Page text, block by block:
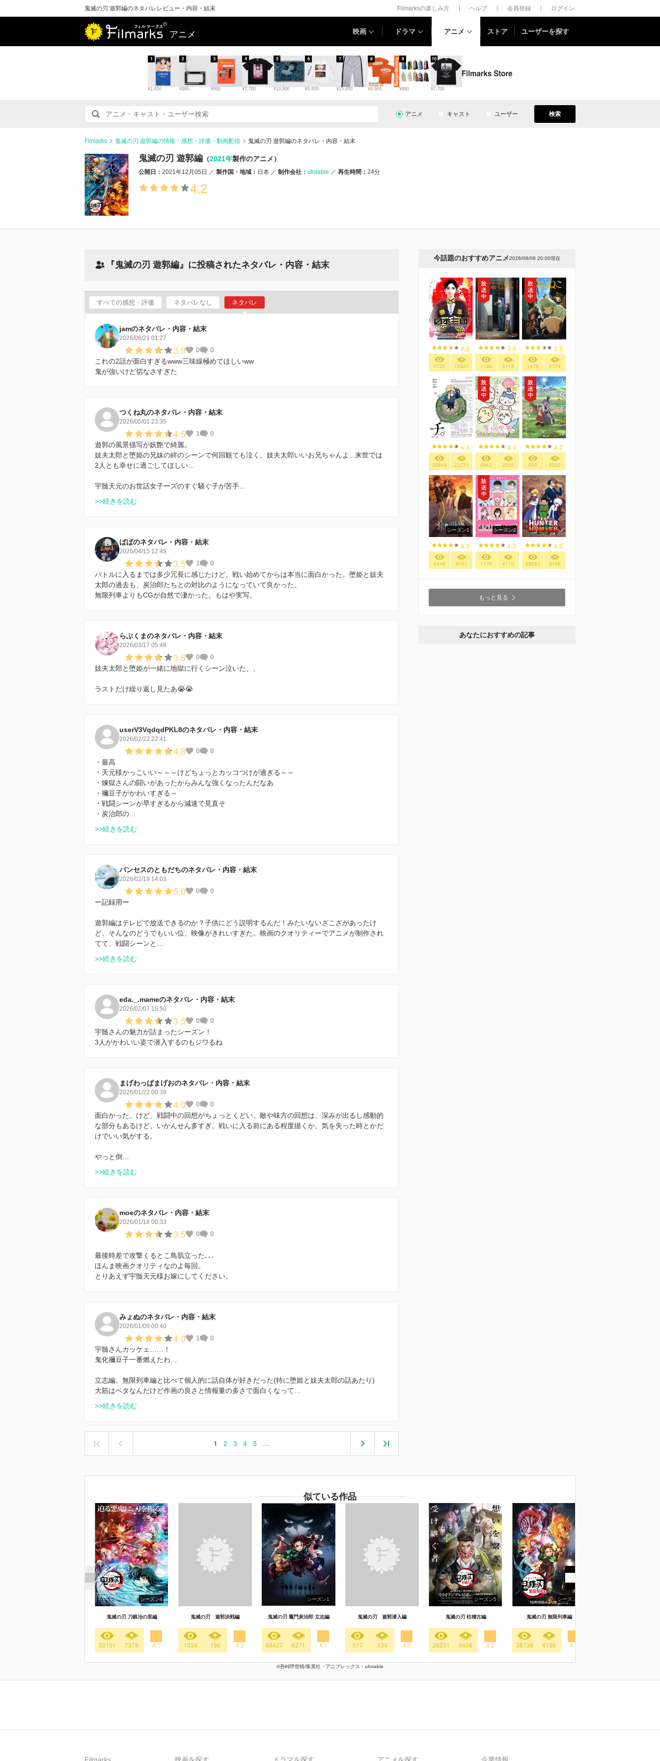
鬼滅の刃 遊郭編のネタバレレビュー・内容・結末 Filmarksの楽しみ方 ヘルプ 会員登録 ログイン
アニメ 映画 ドラマ アニメ ストア ユーザーを探す
¥1,650
1
¥990
2
¥990
3
¥7,700
4
¥19,800
5
¥8,800
6
¥15,400
7
¥9,900
8
¥880
9
¥7,700
10
アニメ キャスト ユーザー 検索
Filmarks 鬼滅の刃 遊郭編の情報・感想・評価・動画配信 鬼滅の刃 遊郭編のネタバレ・内容・結末
鬼滅の刃 遊郭編 （2021年製作のアニメ）
公開日： 2021年12月05日 製作国・地域： 日本 制作会社： ufotable 再生時間： 24分
4.2
『鬼滅の刃 遊郭編』に投稿されたネタバレ・内容・結末
すべての感想・評価 ネタバレなし ネタバレ
jamのネタバレ・内容・結末
2026/06/21 01:27
3.9 0
0
これの2話が面白すぎるwww三味線極めてほしいww
鬼が強いけど切なさすぎた
つくね丸のネタバレ・内容・結末
2026/05/01 23:35
4.5 1
0
遊郭の風景描写が妖艶で綺麗。
妓夫太郎と堕姫の兄妹の絆のシーンで何回観ても泣く。妓夫太郎いいお兄ちゃんよ...来世では
2人とも幸せに過ごしてほしい...
宇髄天元のお世話女子ーズのすぐ騒ぐ子が苦手…
>>続きを読む
ばばのネタバレ・内容・結末
2026/04/15 12:45
3.5 1
0
バトルに入るまでは多少冗長に感じたけど、戦い始めてからは本当に面白かった。堕姫と妓夫
太郎の過去も、炭治郎たちとの対比のようになっていて良かった。
無限列車よりもCGが自然で凄かった。もはや実写。
らぶくまのネタバレ・内容・結末
2026/03/17 05:48
3.8 0
0
妓夫太郎と堕姫が一緒に地獄に行くシーン泣いた、、
ラストだけ繰り返し見たあ😭😭
userV3VqdqdPKL8のネタバレ・内容・結末
2026/02/22 22:41
4.8 0
0
・最高
・天元様かっこいい～～～けどちょっとカッコつけが過ぎる～～
・煉獄さんの闘いがあったからみんな強くなったんだなあ
・禰豆子がかわいすぎる～
・戦闘シーンが早すぎるから減速で見直そ
・炭治郎の…
>>続きを読む
バンセスのともだちのネタバレ・内容・結末
2026/02/19 14:03
5.0 0
0
ー記録用ー
遊郭編はテレビで放送できるのか？子供にどう説明するんだ！みたいないざこざがあったけ
ど、そんなのどうでもいい位、映像がきれいすぎた。映画のクオリティーでアニメが制作され
てて、戦闘シーンと…
>>続きを読む
eda._.mameのネタバレ・内容・結末
2026/02/07 15:50
3.5 0
0
宇髄さんの魅力が詰まったシーズン！
3人がかわいい姿で潜入するのもジワるね
まげわっぱまげおのネタバレ・内容・結末
2026/01/22 00:39
4.0 0
0
面白かった。けど、戦闘中の回想がちょっとくどい。敵や味方の回想は、深みが出るし感動的
な部分もあるけど、いかんせん多すぎ。戦いに入る前にある程度描くか、気を失った時とかだ
けでいい気がする。
やっと倒…
>>続きを読む
moeのネタバレ・内容・結末
2026/01/18 00:33
3.5 0 0
最後時差で攻撃くるとこ鳥肌立った､､､
ほんま映画クオリティなのよ毎回。
とりあえず宇髄天元様お嫁にしてください。
みょぬのネタバレ・内容・結末
2026/01/09 00:40
4.0 1
0
宇髄さんカッケェ……！
鬼化禰󠄀豆子一番燃えたわ…
立志編、無限列車編と比べて個人的に話自体が好きだった(特に堕姫と妓夫太郎の話あたり)
大筋はベタなんだけど作画の良さと情報量の多さで面白くなって…
>>続きを読む
1 2 3 4 5 …
今話題のおすすめアニメ2026/08/08 20:00現在
4.3
9722 12537
3.8
1186 4118
3.5
1476 2774
4.3
35849 23771
4.4
5842 2820
4.2
959 5322
シーズン1
4.2
6446 6101
シーズン2
4.3
1170 4170
4.5
28280 8148
もっと見る
あなたにおすすめの記事
似ている作品
シーズン4
鬼滅の刃 刀鍛冶の里編
32101 7379 4.1
鬼滅の刃 遊郭決戦編
1034 196 4.2
シーズン1
鬼滅の刃 竈門炭治郎 立志編
68427 6271 4.1
鬼滅の刃 遊郭潜入編
517 134 4.0
シーズン5
鬼滅の刃 柱稽古編
26231 6408 4.2
シーズン2
鬼滅の刃 無限列車編
38739 4196 4.1
©吾峠呼世晴/集英社・アニプレックス・ufotable